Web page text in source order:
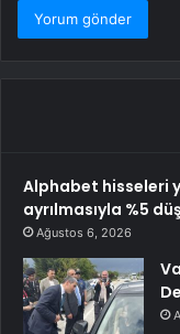
Alphabet hisseleri
ayrılmasıyla %5
Ağustos 6, 2026